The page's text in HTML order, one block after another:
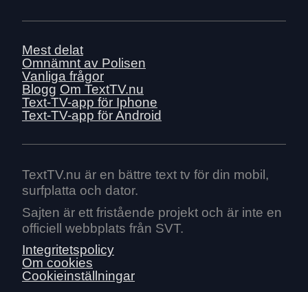
Mest delat
Omnämnt av Polisen
Vanliga frågor
Blogg Om TextTV.nu
Text-TV-app för Iphone
Text-TV-app för Android
TextTV.nu är en bättre text tv för din mobil,
surfplatta och dator.
Sajten är ett fristående projekt och är inte en
officiell webbplats från SVT.
Integritetspolicy
Om cookies
Cookieinställningar